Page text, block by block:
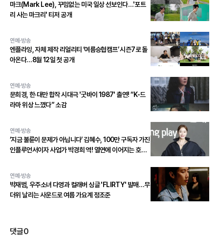
마크(Mark Lee), 꾸밈없는 미국 일상 선보인다…'포트
리 사는 마크리' 티저 공개
연예·방송
엔플라잉, 자체 제작 리얼리티 ‘여름승협캠프’ 시즌7로 돌
아온다…8월 12일 첫 공개
연예·방송
문희경, 한·대만 합작 시대극 '굿바이 1987' 출연! “K-드
라마 위상 느꼈다” 소감
연예·방송
‘지금 불륜이 문제가 아닙니다’ 김혜수, 100만 구독자 가진
인플루언서이자 사업가 박경희 역! 열연에 이어지는 호평
연예·방송
박재범, 우주소녀 다영과 컬래버 싱글 'FLIRTY' 발매…무
더위 날리는 사운드로 여름 가요계 정조준
댓글0